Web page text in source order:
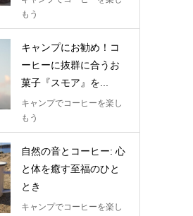
もう
キャンプにお勧め！コ
ーヒーに抜群に合うお
菓子『スモア』を...
キャンプでコーヒーを楽し
もう
自然の音とコーヒー: 心
と体を癒す至福のひと
とき
キャンプでコーヒーを楽し